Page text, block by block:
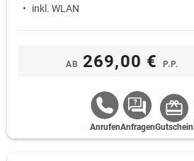
inkl. WLAN
AB 269,00 € P.P.
AnrufenAnfragenGutschein